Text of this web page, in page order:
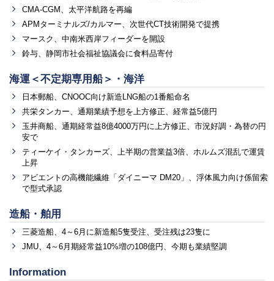
CMA-CGM、太平洋航路を再編
APMターミナルズ/カルマー、次世代CT技術開発で提携
マースク、中南米西岸フィーダーを開設
鈴与、静岡市社会福祉協議会に食料品寄付
海運＜不定期専用船＞・海洋
日本郵船、CNOOC向け新造LNG船の1番船命名
共栄タンカー、通期業績予想を上方修正、経常益5億円
玉井商船、通期経常益8億4000万円に上方修正、市況好調・為替の円
安で
ティーケイ・タンカーズ、上半期の営業益3倍、ホルムズ混乱で運賃
上昇
アビエントの高機能繊維「ダイニーマ DM20」、浮体風力向け係留索
で型式承認
造船・舶用
三菱造船、4～6月に新造船5隻受注、受注残は23隻に
JMU、4～6月期経常益10%増の108億円、今期も業績堅調
Information